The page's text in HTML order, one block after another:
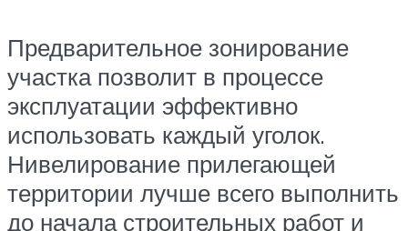
Предварительное зонирование
участка позволит в процессе
эксплуатации эффективно
использовать каждый уголок.
Нивелирование прилегающей
территории лучше всего выполнить
до начала строительных работ и